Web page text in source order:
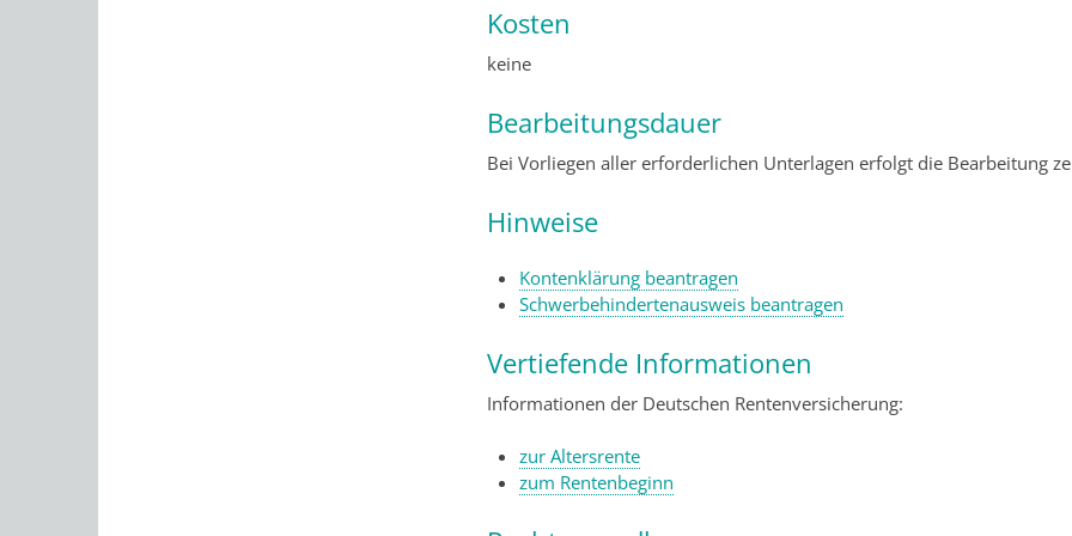
Kosten
keine
Bearbeitungsdauer
Bei Vorliegen aller erforderlichen Unterlagen erfolgt die Bearbeitung
Hinweise
Kontenklärung beantragen
Schwerbehindertenausweis beantragen
Vertiefende Informationen
Informationen der Deutschen Rentenversicherung:
zur Altersrente
zum Rentenbeginn